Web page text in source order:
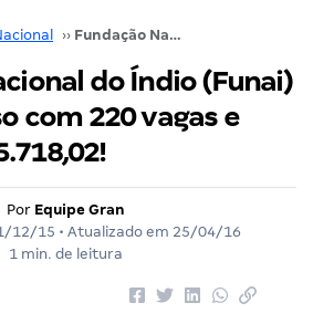
›› Fundação Nacional do Índio (Funai) terá concurso com 220 vagas e inicial de R$ 5.718,02!
do Índio (Funai)
com 220 vagas e
Por Equipe Gran
12/15 • Atualizado em 25/04/16
1 min. de leitura